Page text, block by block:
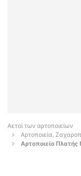
Αετοί των αρτοποιείων
Αρτοποιεία,
Αρτοποιείο Πλατής